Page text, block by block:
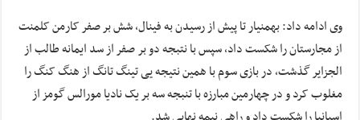
وی ادامه داد: بهمنیار تا پیش از رسیدن به فینال، شش بر صفر کارمن کلمنت
از مجارستان را شکست داد، سپس با نتبجه دو بر صفر از سد ایمانه طالب از
الجزایر گذشت، در بازی سوم با همین نتیجه یی تینگ تانگ از هنگ کنگ را
مغلوب کرد و در چهارمین مبارزه با تنبجه سه بر یک نادیا مورالس گومز از